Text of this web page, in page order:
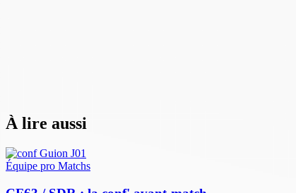
À lire aussi
Équipe pro Matchs